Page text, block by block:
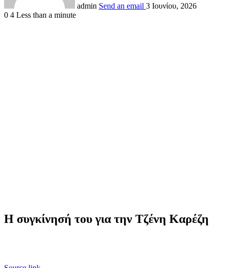
admin Send an email 3 Ιουνίου, 2026
0 4 Less than a minute
Η συγκίνησή του για την Τζένη Καρέζη